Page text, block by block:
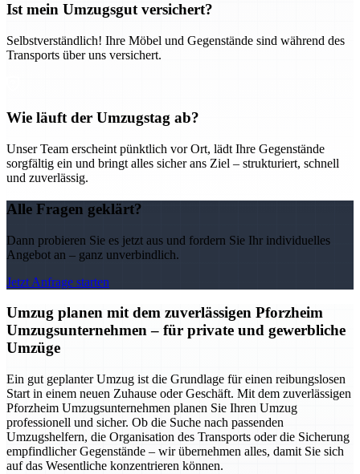
Ist mein Umzugsgut versichert?
Selbstverständlich! Ihre Möbel und Gegenstände sind während des
Transports über uns versichert.
Wie läuft der Umzugstag ab?
Unser Team erscheint pünktlich vor Ort, lädt Ihre Gegenstände
sorgfältig ein und bringt alles sicher ans Ziel – strukturiert, schnell
und zuverlässig.
Alle Fragen geklärt?
Dann probieren Sie es jetzt aus und fordern Sie Ihr individuelles
Angebot an – ganz unverbindlich.
Jetzt Anfrage starten
Umzug planen mit dem zuverlässigen Pforzheim
Umzugsunternehmen – für private und gewerbliche
Umzüge
Ein gut geplanter Umzug ist die Grundlage für einen reibungslosen
Start in einem neuen Zuhause oder Geschäft. Mit dem zuverlässigen
Pforzheim Umzugsunternehmen planen Sie Ihren Umzug
professionell und sicher. Ob die Suche nach passenden
Umzugshelfern, die Organisation des Transports oder die Sicherung
empfindlicher Gegenstände – wir übernehmen alles, damit Sie sich
auf das Wesentliche konzentrieren können.